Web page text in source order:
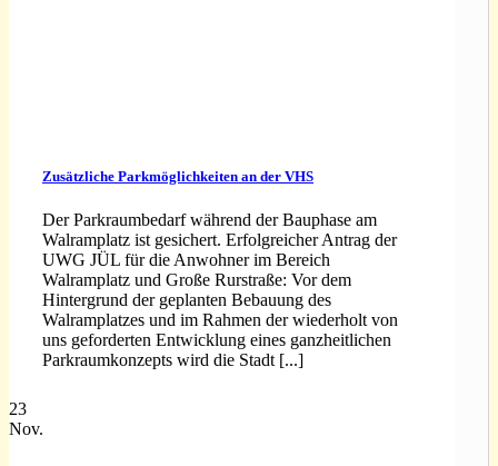
Zusätzliche Parkmöglichkeiten an der VHS
Der Parkraumbedarf während der Bauphase am
Walramplatz ist gesichert. Erfolgreicher Antrag der
UWG JÜL für die Anwohner im Bereich
Walramplatz und Große Rurstraße: Vor dem
Hintergrund der geplanten Bebauung des
Walramplatzes und im Rahmen der wiederholt von
uns geforderten Entwicklung eines ganzheitlichen
Parkraumkonzepts wird die Stadt [...]
23
Nov.